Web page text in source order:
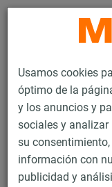
Usamos cookies
óptimo de la
y los anuncios y
sociales y analizar
su
información con
publicidad y
Productos Tecnología
Puntos fijos y puntos
Aislamientos de